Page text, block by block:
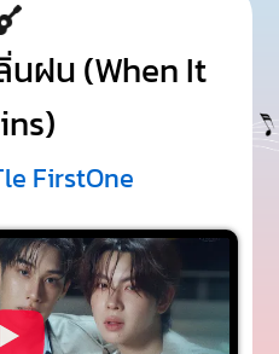
ฝน (When It
FirstOne